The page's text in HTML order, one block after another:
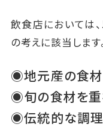
飲食店においては
の考えに該当します
◉地元産の食材
◉旬の食材を重
◉伝統的な調